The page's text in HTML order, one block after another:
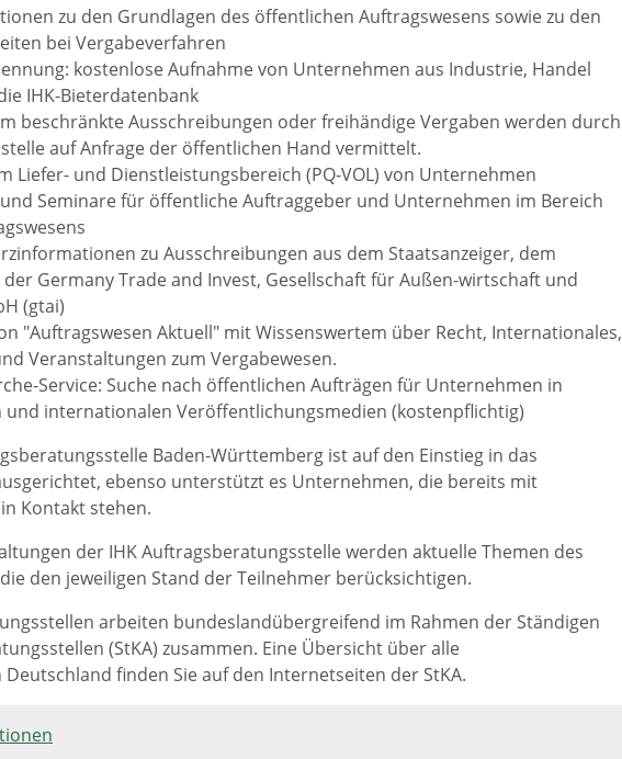
zu den Grundlagen des öffentlichen Auftragswesens sowie zu den
bei Vergabeverfahren
kostenlose Aufnahme von Unternehmen aus Industrie, Handel
IHK-Bieterdatenbank
beschränkte Ausschreibungen oder freihändige Vergaben werden durch
auf Anfrage der öffentlichen Hand vermittelt.
Liefer- und Dienstleistungsbereich (PQ-VOL) von Unternehmen
Seminare für öffentliche Auftraggeber und Unternehmen im Bereich
zu Ausschreibungen aus dem Staatsanzeiger, dem
Germany Trade and Invest, Gesellschaft für Außen-wirtschaft und
(gtai)
"Auftragswesen Aktuell" mit Wissenswertem über Recht, Internationales,
Veranstaltungen zum Vergabewesen.
Service: Suche nach öffentlichen Aufträgen für Unternehmen in
und internationalen Veröffentlichungsmedien (kostenpflichtig)
Baden-Württemberg ist auf den Einstieg in das
ebenso unterstützt es Unternehmen, die bereits mit
Kontakt stehen.
der IHK Auftragsberatungsstelle werden aktuelle Themen des
den jeweiligen Stand der Teilnehmer berücksichtigen.
arbeiten bundeslandübergreifend im Rahmen der Ständigen
(StKA) zusammen. Eine Übersicht über alle
finden Sie auf den Internetseiten der StKA.